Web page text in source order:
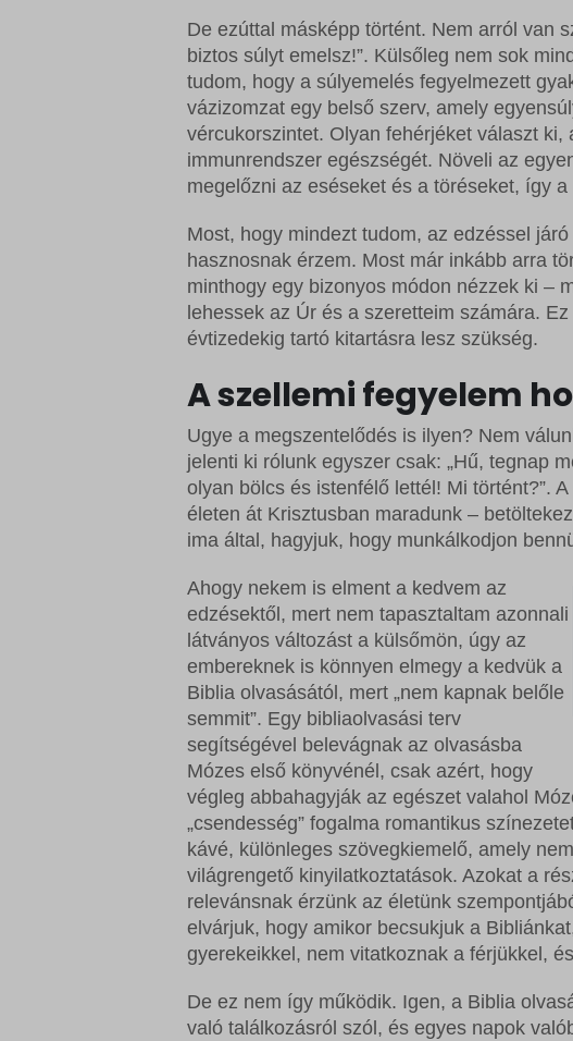
De ezúttal másképp történt. Nem arról van
biztos súlyt emelsz!”. Külsőleg nem sok
tudom, hogy a súlyemelés fegyelmezett
vázizomzat egy belső szerv, amely
vércukorszintet. Olyan fehérjéket választ
immunrendszer egészségét. Növeli az
megelőzni az eséseket és a töréseket, így
Most, hogy mindezt tudom, az edzéssel
hasznosnak érzem. Most már inkább arra
minthogy egy bizonyos módon nézzek ki –
lehessek az Úr és a szeretteim számára.
évtizedekig tartó kitartásra lesz szükség.
A szellemi fegyelem
Ugye a megszentelődés is ilyen? Nem
jelenti ki rólunk egyszer csak: „Hű, tegnap
olyan bölcs és istenfélő lettél! Mi történt?”.
életen át Krisztusban maradunk –
ima által, hagyjuk, hogy munkálkodjon
Ahogy nekem is elment a kedvem az
edzésektől, mert nem tapasztaltam azonnali
látványos változást a külsőmön, úgy az
embereknek is könnyen elmegy a kedvük a
Biblia olvasásától, mert „nem kapnak belőle
semmit”. Egy bibliaolvasási terv
segítségével belevágnak az olvasásba
Mózes első könyvénél, csak azért, hogy
végleg abbahagyják az egészet valahol
„csendesség” fogalma romantikus
kávé, különleges szövegkiemelő, amely
világrengető kinyilatkoztatások. Azokat a
relevánsnak érzünk az életünk
elvárjuk, hogy amikor becsukjuk a
gyerekeikkel, nem vitatkoznak a férjükkel,
De ez nem így működik. Igen, a Biblia
való találkozásról szól, és egyes napok